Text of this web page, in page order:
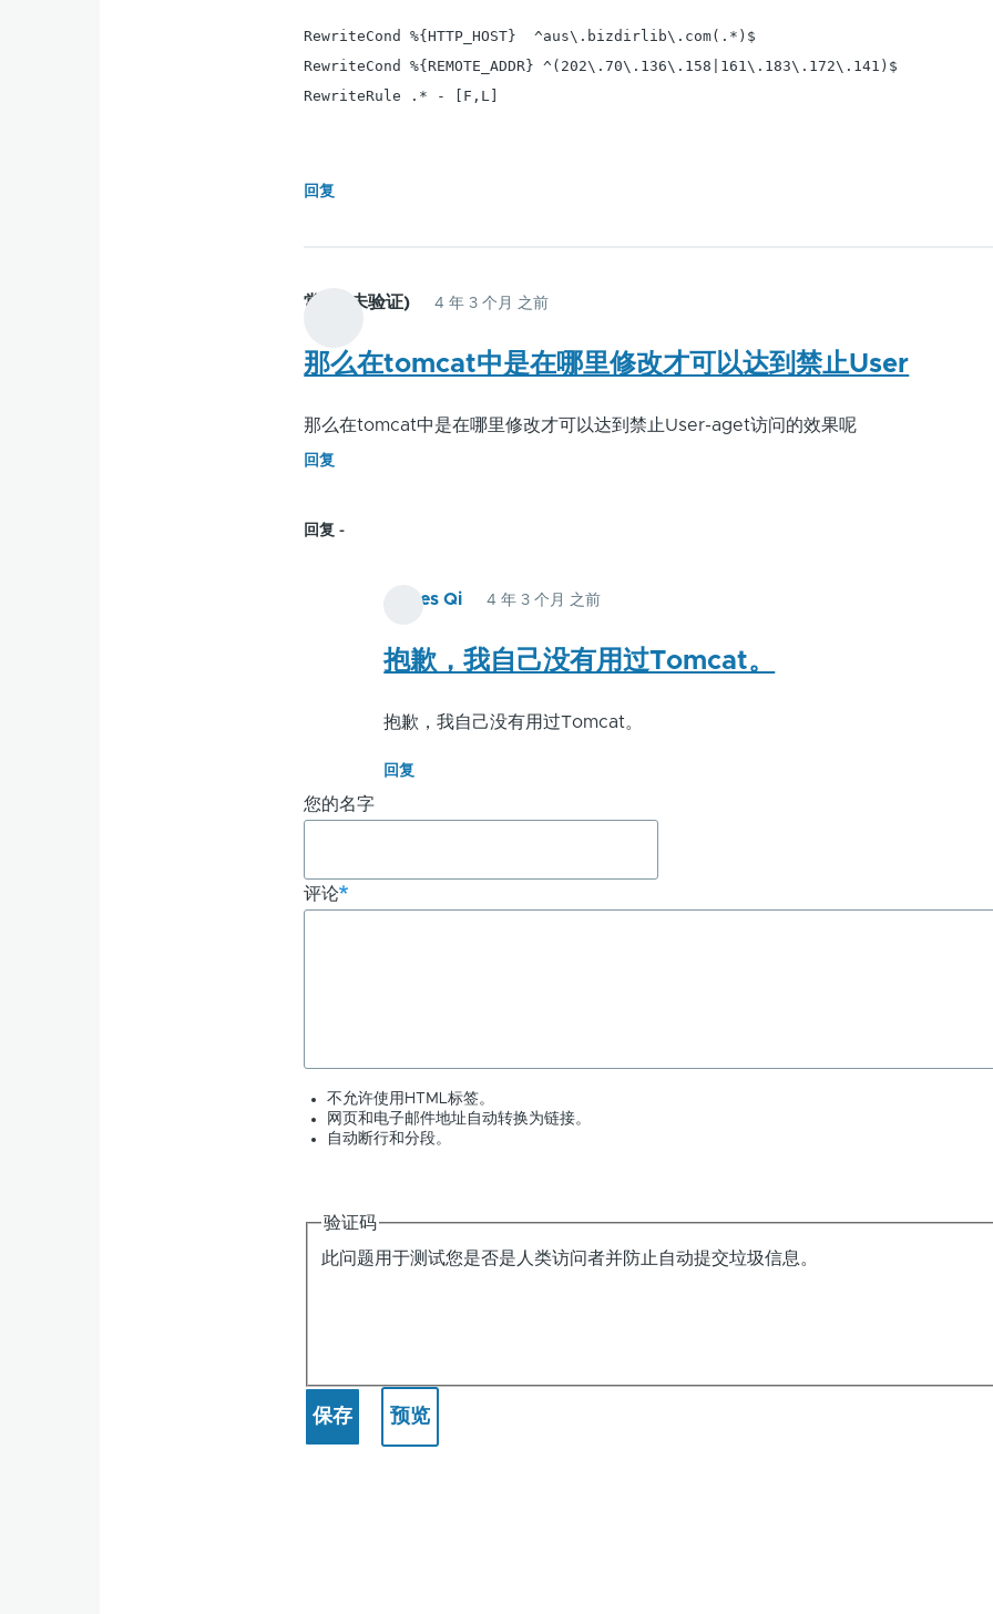
RewriteCond %{HTTP_HOST}  ^aus\.bizdirlib\.com(.*)$
RewriteCond %{REMOTE_ADDR} ^(202\.70\.136\.158|161\.183\.172\.141)$
RewriteRule .* - [F,L]
回复
常胜 (未验证) 4 年 3 个月 之前
那么在tomcat中是在哪里修改才可以达到禁止User
那么在tomcat中是在哪里修改才可以达到禁止User-aget访问的效果呢
回复
回复
James Qi 4 年 3 个月 之前
胜
(未
那
tomcat
里
达
抱歉，我自己没有用过Tomcat。
抱歉，我自己没有用过Tomcat。
回复
您的名字
评论
不允许使用HTML标签。
网页和电子邮件地址自动转换为链接。
自动断行和分段。
验证码
此问题用于测试您是否是人类访问者并防止自动提交垃圾信息。